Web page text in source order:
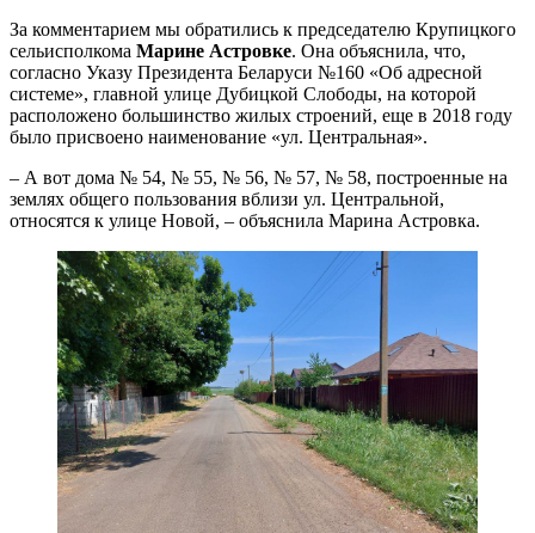
За комментарием мы обратились к председателю Крупицкого
сельисполкома Марине Астровке. Она объяснила, что,
согласно Указу Президента Беларуси №160 «Об адресной
системе», главной улице Дубицкой Слободы, на которой
расположено большинство жилых строений, еще в 2018 году
было присвоено наименование «ул. Центральная».
– А вот дома № 54, № 55, № 56, № 57, № 58, построенные на
землях общего пользования вблизи ул. Центральной,
относятся к улице Новой, – объяснила Марина Астровка.